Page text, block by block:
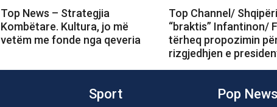
Top News – Strategjia
Kombëtare. Kultura, jo më
vetëm me fonde nga qeveria
Top Channel/
“braktis” Infantinon/
tërheq propozimin
rizgjedhjen e
Sport Pop News